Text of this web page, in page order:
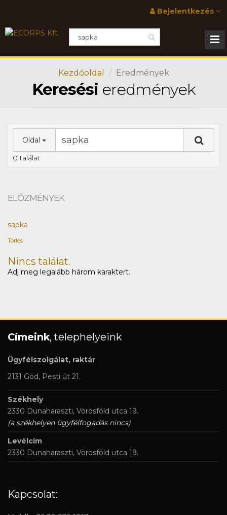
Bejelentkezés
Kezdőoldal Eredmények
Keresési eredmények
Oldal
0 találat
ELŐZMÉNYEK
sapka
Törlés
Nincs találat.
Adj meg legalább három karaktert.
Címeink, telephelyeink
Ügyfélszolgálat, raktár
2131 Göd, Pesti út 21.
Székhely
2330 Dunaharaszti, Vörösföld utca 19.
(a székhelyen ügyfélfogadás nincs)
Levélcím
2330 Dunaharaszti, Vörösföld utca 19.
Kapcsolat: